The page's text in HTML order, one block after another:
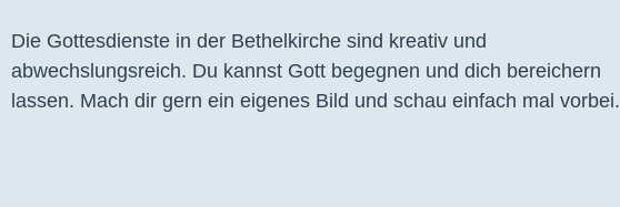
Die Gottesdienste in der Bethelkirche sind kreativ und
abwechslungsreich. Du kannst Gott begegnen und dich bereichern
lassen. Mach dir gern ein eigenes Bild und schau einfach mal vorbei.